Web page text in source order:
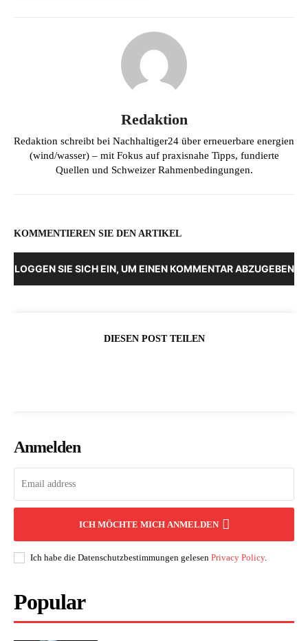
Redaktion
Redaktion schreibt bei Nachhaltiger24 über erneuerbare energien
(wind/wasser) – mit Fokus auf praxisnahe Tipps, fundierte
Quellen und Schweizer Rahmenbedingungen.
KOMMENTIEREN SIE DEN ARTIKEL
LOGGEN SIE SICH EIN, UM EINEN KOMMENTAR ABZUGEBEN
DIESEN POST TEILEN
Anmelden
ICH MÖCHTE MICH ANMELDEN
Ich habe die Datenschutzbestimmungen gelesen Privacy Policy.
Popular